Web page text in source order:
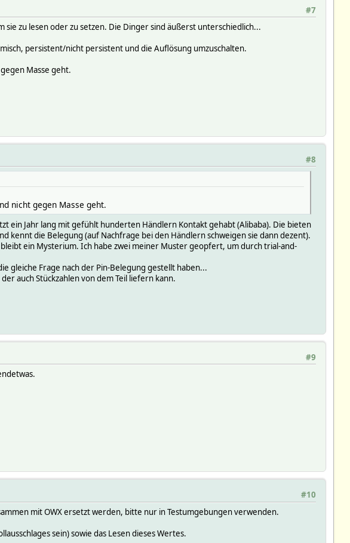
#7
zu lesen oder zu setzen. Die Dinger sind äußerst unterschiedlich...
persistent/nicht persistent und die Auflösung umzuschalten.
Masse geht.
#8
nicht gegen Masse geht.
ein Jahr lang mit gefühlt hunderten Händlern Kontakt gehabt (Alibaba). Die bieten
kennt die Belegung (auf Nachfrage bei den Händlern schweigen sie dann dezent).
ein Mysterium. Ich habe zwei meiner Muster geopfert, um durch trial-and-
gleiche Frage nach der Pin-Belegung gestellt haben...
auch Stückzahlen von dem Teil liefern kann.
#9
#10
mit OWX ersetzt werden, bitte nur in Testumgebungen verwenden.
sein) sowie das Lesen dieses Wertes.